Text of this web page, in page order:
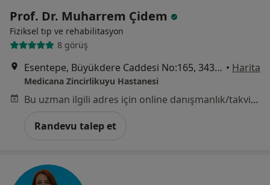
Prof. Dr. Muharrem Çidem
Fiziksel tıp ve rehabilitasyon
8 görüş
Esentepe, Büyükdere Caddesi No:165, 34394 Şişli/İstanbul, İstanbul • Harita
Medicana Zincirlikuyu Hastanesi
Bu uzman ilgili adres için online danışmanlık/takvim sunmuyor.
Randevu talep et